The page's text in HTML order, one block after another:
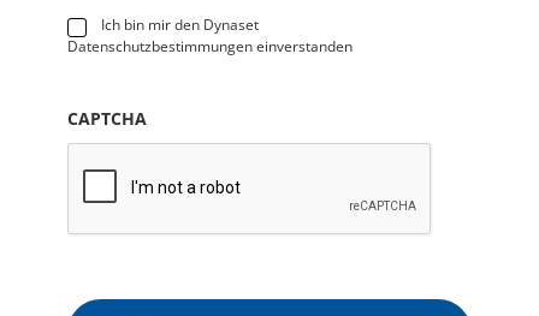
Ich bin mir den Dynaset
Datenschutzbestimmungen einverstanden
CAPTCHA